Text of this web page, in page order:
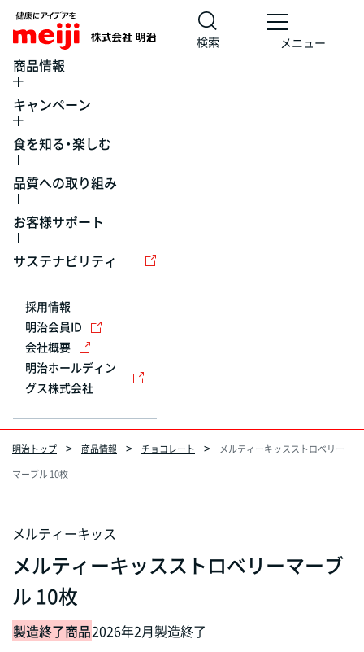
検索 メニュー
商品情報
キャンペーン
食を知る・楽しむ
品質への取り組み
お客様サポート
サステナビリティ
採用情報
明治会員ID
会社概要
明治ホールディン
グス株式会社
明治トップ 商品情報 チョコレート
メルティーキッスストロベリー
マーブル 10枚
メルティーキッス
メルティーキッスストロベリーマーブ
ル 10枚
製造終了商品2026年2月製造終了